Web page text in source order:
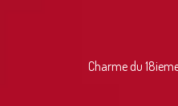
Charme du